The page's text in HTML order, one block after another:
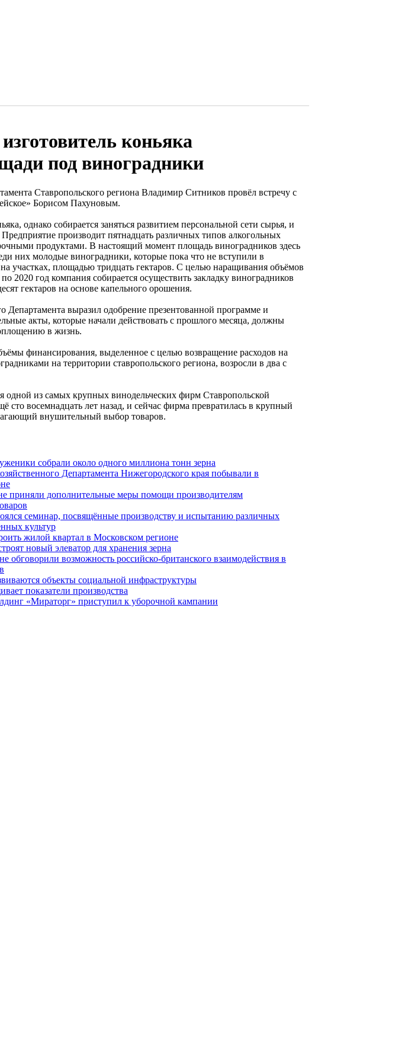
коньяка
под виноградники
Ставропольского региона Владимир Ситников провёл встречу с
Борисом Пахуновым.
однако собирается заняться развитием персональной сети сырья, и
производит пятнадцать различных типов алкогольных
продуктами. В настоящий момент площадь виноградников здесь
них молодые виноградники, которые пока что не вступили в
участках, площадью тридцать гектаров. С целью наращивания объёмов
2020 год компания собирается осуществить закладку виноградников
гектаров на основе капельного орошения.
Департамента выразил одобрение презентованной программе и
акты, которые начали действовать с прошлого месяца, должны
в жизнь.
финансирования, выделенное с целью возвращение расходов на
на территории ставропольского региона, возросли в два с
одной из самых крупных винодельческих фирм Ставропольской
сто восемнадцать лет назад, и сейчас фирма превратилась в крупный
внушительный выбор товаров.
собрали около одного миллиона тонн зерна
Департамента Нижегородского края побывали в
приняли дополнительные меры помощи производителям
семинар, посвящённые производству и испытанию различных
культур
жилой квартал в Московском регионе
новый элеватор для хранения зерна
обговорили возможность российско-британского взаимодействия в
объекты социальной инфраструктуры
показатели производства
«Мираторг» приступил к уборочной кампании